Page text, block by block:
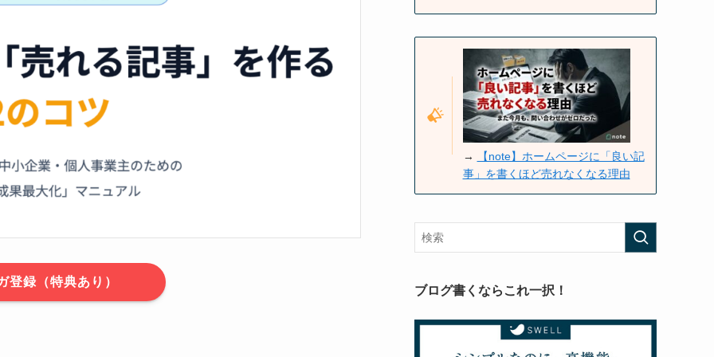
登録（特典あり）
→
【note】ホームページに「良い記
事」を書くほど売れなくなる理由
ブログ書くならこれ一択！